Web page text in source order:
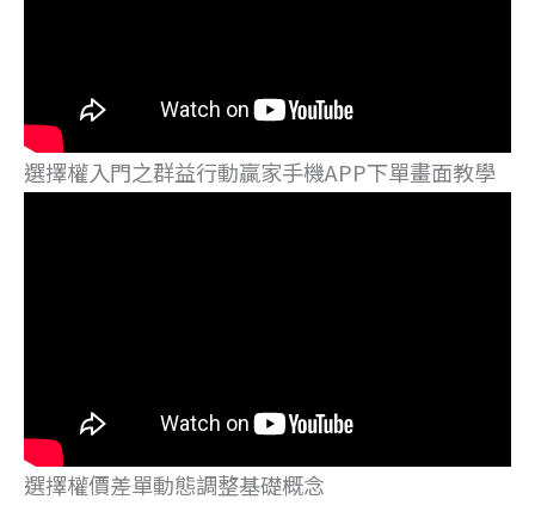
選擇權入門之群益行動贏家手機APP下單畫面教學
選擇權價差單動態調整基礎概念